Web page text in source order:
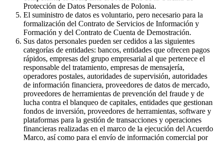
Protección de Datos Personales de Polonia.
El suministro de datos es voluntario, pero necesario para la
formalización del Contrato de Servicios de Información y
Formación y del Contrato de Cuenta de Demostración.
Sus datos personales pueden ser cedidos a las siguientes
categorías de entidades: bancos, entidades que ofrecen pagos
rápidos, empresas del grupo empresarial al que pertenece el
responsable del tratamiento, empresas de mensajería,
operadores postales, autoridades de supervisión, autoridades
de información financiera, proveedores de datos de mercado,
proveedores de herramientas de prevención del fraude y de
lucha contra el blanqueo de capitales, entidades que gestionan
fondos de inversión, proveedores de herramientas, software y
plataformas para la gestión de transacciones y operaciones
financieras realizadas en el marco de la ejecución del Acuerdo
Marco, así como para el envío de información comercial por